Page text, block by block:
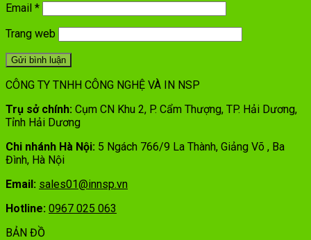
Email *
Trang web
CÔNG TY TNHH CÔNG NGHỆ VÀ IN NSP
Trụ sở chính: Cụm CN Khu 2, P. Cẩm Thượng, TP. Hải Dương,
Tỉnh Hải Dương
Chi nhánh Hà Nội: 5 Ngách 766/9 La Thành, Giảng Võ , Ba
Đình, Hà Nội
Email: sales01@innsp.vn
Hotline: 0967 025 063
BẢN ĐỒ